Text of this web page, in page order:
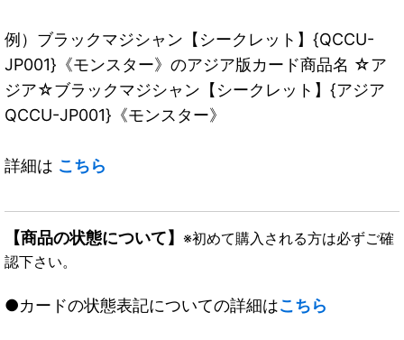
例）ブラックマジシャン【シークレット】{QCCU-
JP001}《モンスター》のアジア版カード商品名 ☆ア
ジア☆ブラックマジシャン【シークレット】{アジア
QCCU-JP001}《モンスター》
詳細は こちら
【商品の状態について】 ※初めて購入される方は必ずご確
認下さい。
●カードの状態表記についての詳細はこちら